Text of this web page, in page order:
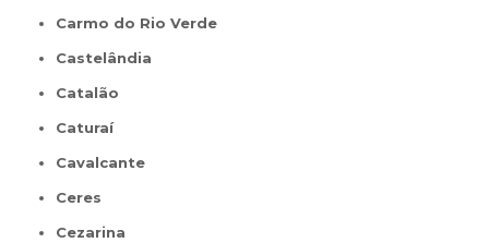
Carmo do Rio Verde
Castelândia
Catalão
Caturaí
Cavalcante
Ceres
Cezarina